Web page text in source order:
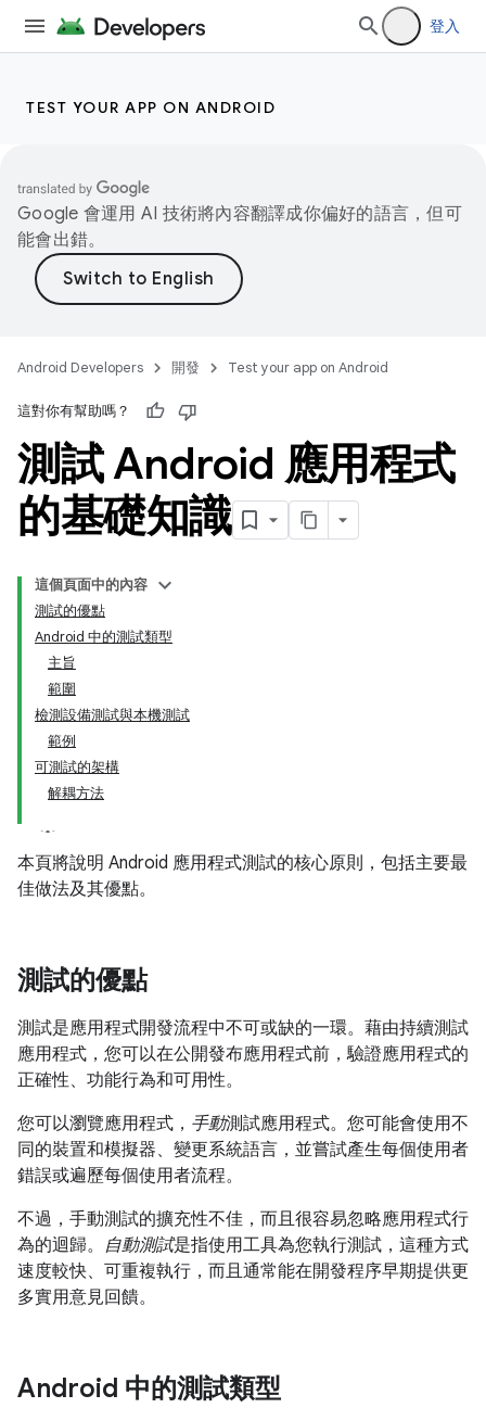
登入
TEST YOUR APP ON ANDROID
Google 會運用 AI 技術將內容翻譯成你偏好的語言，但可
能會出錯。
Android Developers 開發 Test your app on Android
這對你有幫助嗎？
測試 Android 應用程式
的基礎知識
這個頁面中的內容
測試的優點
Android 中的測試類型
主旨
範圍
檢測設備測試與本機測試
範例
可測試的架構
解耦方法
本頁將說明 Android 應用程式測試的核心原則，包括主要最
佳做法及其優點。
測試的優點
測試是應用程式開發流程中不可或缺的一環。藉由持續測試
應用程式，您可以在公開發布應用程式前，驗證應用程式的
正確性、功能行為和可用性。
您可以瀏覽應用程式， 手動測試應用程式。您可能會使用不
同的裝置和模擬器、變更系統語言，並嘗試產生每個使用者
錯誤或遍歷每個使用者流程。
不過，手動測試的擴充性不佳，而且很容易忽略應用程式行
為的迴歸。 自動測試是指使用工具為您執行測試，這種方式
速度較快、可重複執行，而且通常能在開發程序早期提供更
多實用意見回饋。
Android 中的測試類型